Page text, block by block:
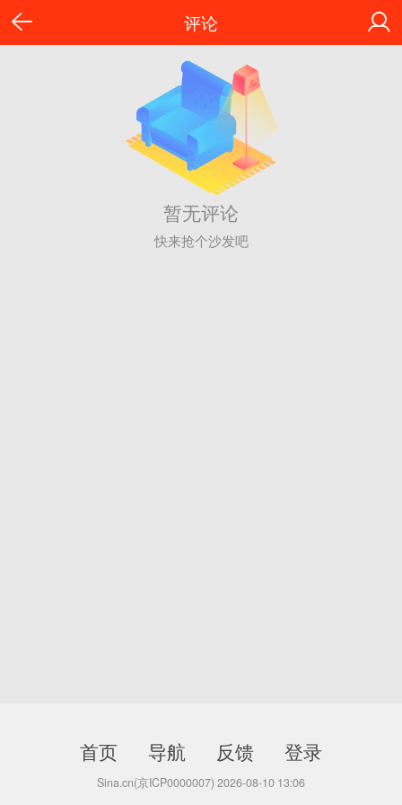
评论
暂无评论
快来抢个沙发吧
首页 导航 反馈 登录
Sina.cn(京ICP0000007) 2026-08-10 13:06